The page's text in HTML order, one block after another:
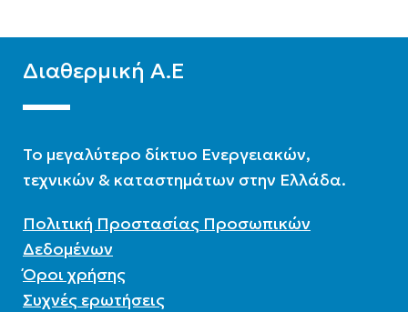
Διαθερμική Α.Ε
To μεγαλύτερο δίκτυο Ενεργειακών,
τεχνικών & καταστημάτων στην Ελλάδα.
Πολιτική Προστασίας Προσωπικών
Δεδομένων
Όροι χρήσης
Συχνές ερωτήσεις